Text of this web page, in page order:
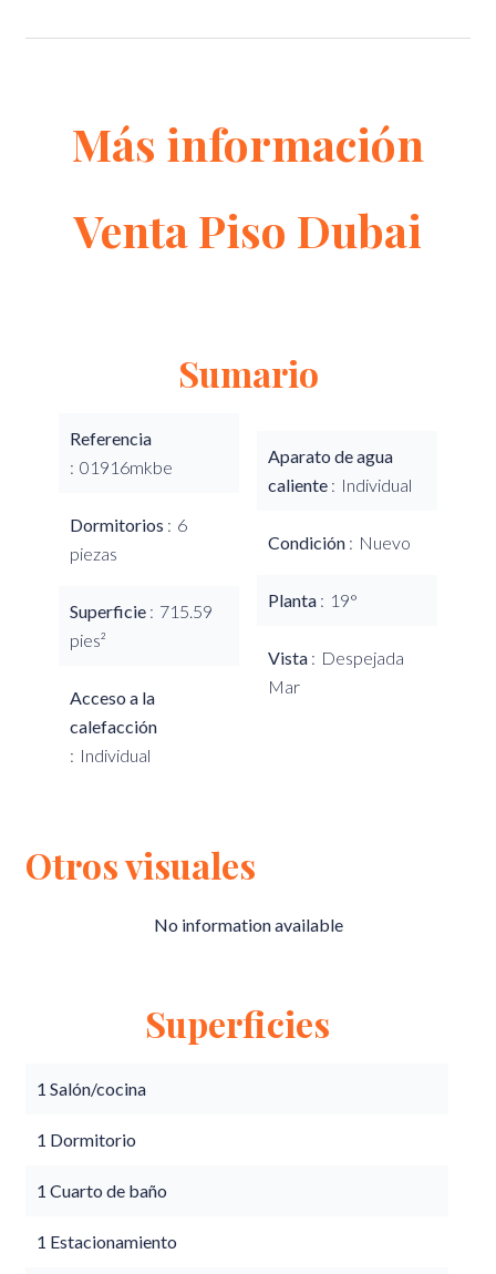
Más información
Venta Piso Dubai
Sumario
Referencia
01916mkbe
Dormitorios
6
piezas
Superficie
715.59
pies²
Acceso a la
calefacción
Individual
Aparato de agua
caliente
Individual
Condición Nuevo
Planta 19°
Vista
Despejada
Mar
Otros visuales
No information available
Superficies
1 Salón/cocina
1 Dormitorio
1 Cuarto de baño
1 Estacionamiento